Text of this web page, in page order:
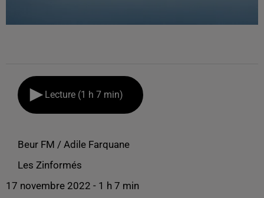
Lecture (1 h 7 min)
Beur FM / Adile Farquane
Les Zinformés
17 novembre 2022 - 1 h 7 min